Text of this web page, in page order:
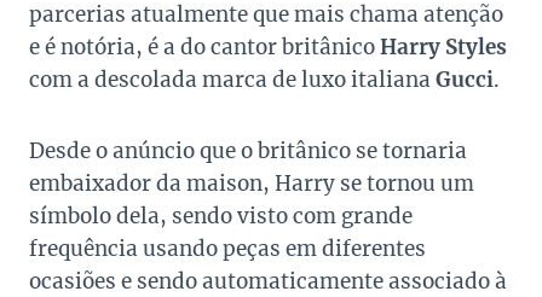
parcerias atualmente que mais chama atenção
e é notória, é a do cantor britânicoHarry Styles
com a descolada marca de luxo italiana Gucci.
Desde o anúncio que o britânico se tornaria
embaixador da maison, Harry se tornou um
símbolo dela, sendo visto com grande
frequência usando peças em diferentes
ocasiões e sendo automaticamente associado à